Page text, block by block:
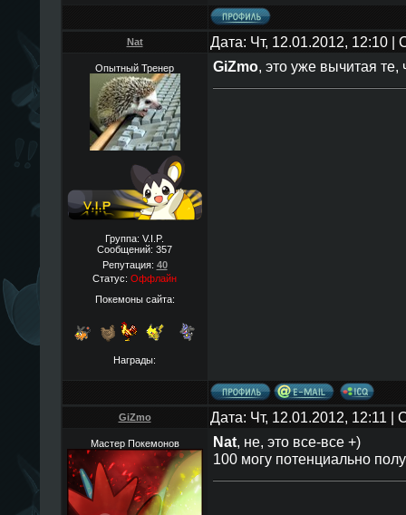
Nat Дата: Чт, 12.01.2012, 12:10
Опытный Тренер
Группа: V.I.P.
Сообщений: 357
Репутация: 40
Статус: Оффлайн
Покемоны сайта:
Награды:
GiZmo, это уже вычитая
GiZmo Дата: Чт, 12.01.2012, 12:11
Мастер Покемонов Nat, не, это все-все +)
100 могу потенциально